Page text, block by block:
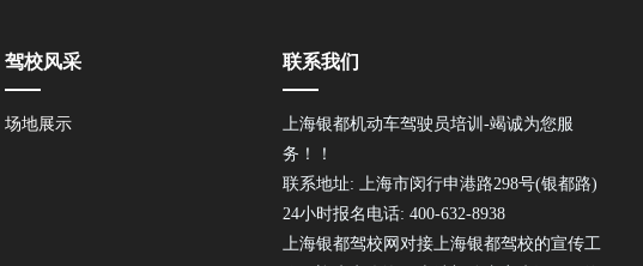
驾校风采
场地展示
联系我们
上海银都机动车驾驶员培训-竭诚为您服
务！！
联系地址: 上海市闵行申港路298号(银都路)
24小时报名电话: 400-632-8938
上海银都驾校网对接上海银都驾校的宣传工